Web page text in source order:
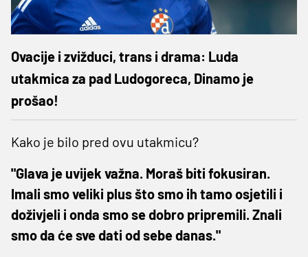
Ovacije i zvižduci, trans i drama: Luda
utakmica za pad Ludogoreca, Dinamo je
prošao!
Kako je bilo pred ovu utakmicu?
"Glava je uvijek važna. Moraš biti fokusiran.
Imali smo veliki plus što smo ih tamo osjetili i
doživjeli i onda smo se dobro pripremili. Znali
smo da će sve dati od sebe danas."